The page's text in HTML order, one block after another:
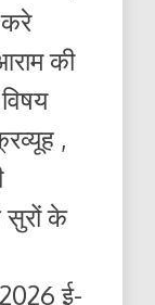
की
,
सुरों के
ई-